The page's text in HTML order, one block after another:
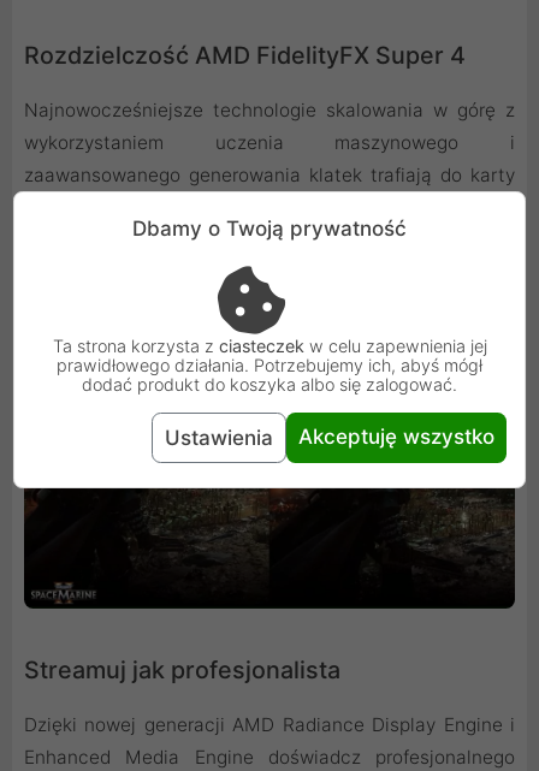
Rozdzielczość AMD FidelityFX Super 4
Najnowocześniejsze technologie skalowania w górę z
wykorzystaniem uczenia maszynowego i
zaawansowanego generowania klatek trafiają do karty
poziom immersji, jednocześnie zwiększając liczbę klatek
na sekundę w obsługiwanych tytułach.
Streamuj jak profesjonalista
Dzięki nowej generacji AMD Radiance Display Engine i
Enhanced Media Engine doświadcz profesjonalnego
Dbamy o Twoją prywatność
Ta strona korzysta z ciasteczek w celu zapewnienia jej
prawidłowego działania. Potrzebujemy ich, abyś mógł
dodać produkt do koszyka albo się zalogować.
Ustawienia Akceptuję wszystko